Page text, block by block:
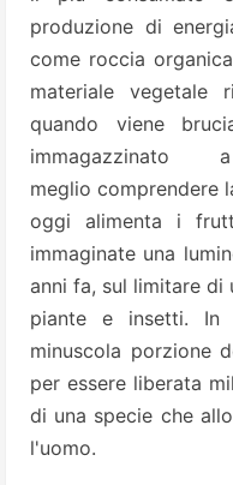
produzione di
come roccia
materiale vegetale
quando viene
meglio comprendere
oggi alimenta i
immaginate una
anni fa, sul limitare di
piante e insetti. In
minuscola porzione
per essere liberata
di una specie che
l'uomo.